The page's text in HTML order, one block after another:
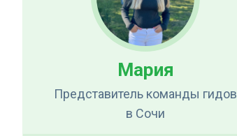
Мария
Представитель команды гидов
в Сочи